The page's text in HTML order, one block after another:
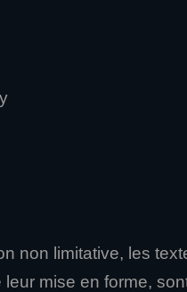
non limitative, les
mise en forme,